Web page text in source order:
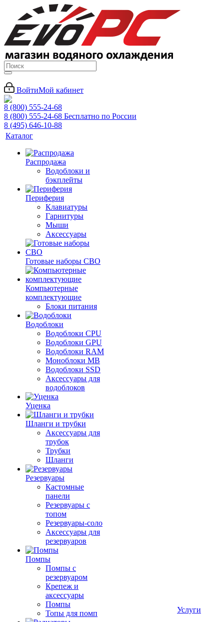
ВойтиМой кабинет
8 (800) 555-24-68
8 (800) 555-24-68 Бесплатно по России
8 (495) 646-10-88
Каталог
Распродажа
Водоблоки и
бэкплейты
Периферия
Клавиатуры
Гарнитуры
Мыши
Аксессуары
Готовые наборы СВО
Компьютерные
комплектующие
Блоки питания
Водоблоки
Водоблоки CPU
Водоблоки GPU
Водоблоки RAM
Моноблоки MB
Водоблоки SSD
Аксессуары для
водоблоков
Уценка
Шланги и трубки
Аксессуары для
трубок
Трубки
Шланги
Резервуары
Кастомные
панели
Резервуары с
топом
Резервуары-соло
Аксессуары для
резервуаров
Помпы
Помпы с
резервуаром
Крепеж и
аксессуары
Помпы
Топы для помп
Услуги